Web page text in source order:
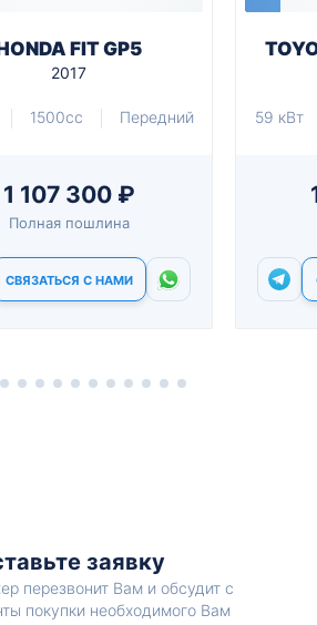
FIT GP5
2017
1500cc Передний
1 107 300 ₽
Полная пошлина
СВЯЗАТЬСЯ С НАМИ
59 кВт
заявку
перезвонит Вам и обсудит с
покупки необходимого Вам